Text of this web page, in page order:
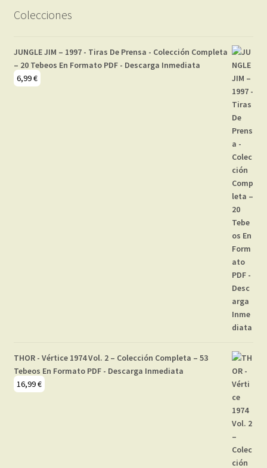
Colecciones
JUNGLE JIM – 1997 - Tiras De Prensa - Colección Completa
– 20 Tebeos En Formato PDF - Descarga Inmediata
6,99€
THOR - Vértice 1974 Vol. 2 – Colección Completa – 53
Tebeos En Formato PDF - Descarga Inmediata
16,99€